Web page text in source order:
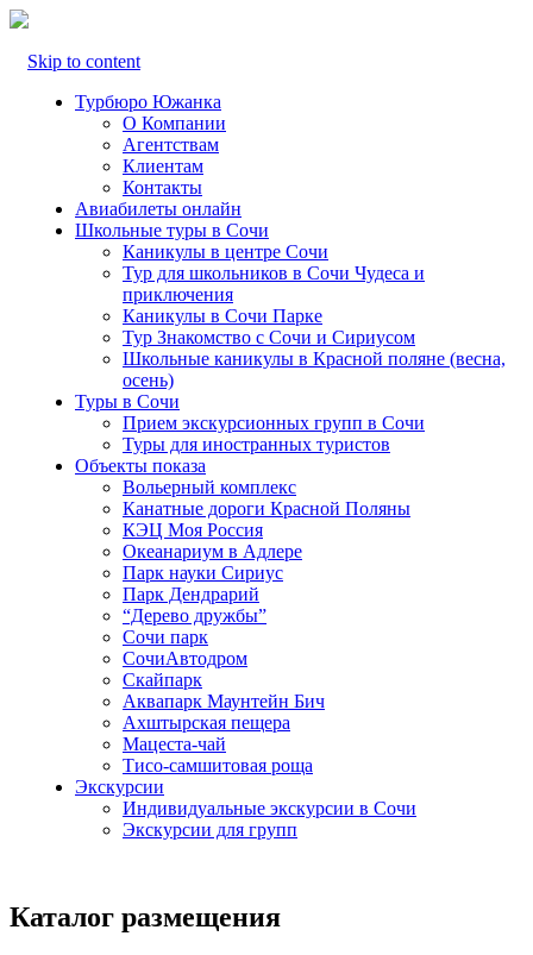
Skip to content
Турбюро Южанка
О Компании
Агентствам
Клиентам
Контакты
Авиабилеты онлайн
Школьные туры в Сочи
Каникулы в центре Сочи
Тур для школьников в Сочи Чудеса и
приключения
Каникулы в Сочи Парке
Тур Знакомство с Сочи и Сириусом
Школьные каникулы в Красной поляне (весна,
осень)
Туры в Сочи
Прием экскурсионных групп в Сочи
Туры для иностранных туристов
Объекты показа
Вольерный комплекс
Канатные дороги Красной Поляны
КЭЦ Моя Россия
Океанариум в Адлере
Парк науки Сириус
Парк Дендрарий
“Дерево дружбы”
Сочи парк
СочиАвтодром
Скайпарк
Аквапарк Маунтейн Бич
Ахштырская пещера
Мацеста-чай
Тисо-самшитовая роща
Экскурсии
Индивидуальные экскурсии в Сочи
Экскурсии для групп
Каталог размещения